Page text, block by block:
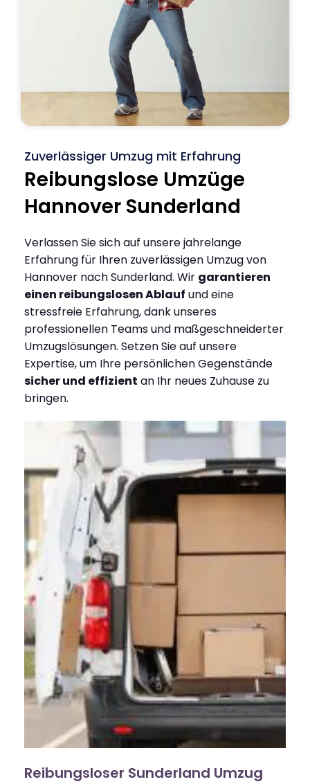
Zuverlässiger Umzug mit Erfahrung
Reibungslose Umzüge
Hannover Sunderland
Verlassen Sie sich auf unsere jahrelange
Erfahrung für Ihren zuverlässigen Umzug von
Hannover nach Sunderland. Wir garantieren
einen reibungslosen Ablauf und eine
stressfreie Erfahrung, dank unseres
professionellen Teams und maßgeschneiderter
Umzugslösungen. Setzen Sie auf unsere
Expertise, um Ihre persönlichen Gegenstände
sicher und effizient an Ihr neues Zuhause zu
bringen.
Reibungsloser Sunderland Umzug